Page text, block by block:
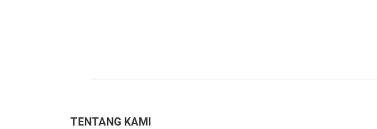
TENTANG KAMI